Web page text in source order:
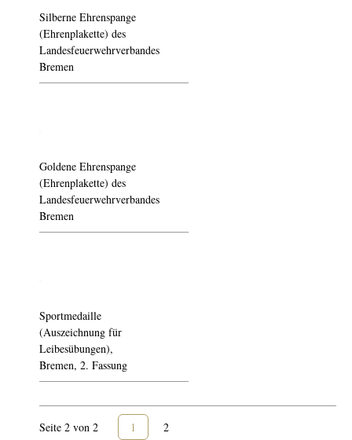
Silberne Ehrenspange
(Ehrenplakette) des
Landesfeuerwehrverbandes
Bremen
Goldene Ehrenspange
(Ehrenplakette) des
Landesfeuerwehrverbandes
Bremen
Sportmedaille
(Auszeichnung für
Leibesübungen),
Bremen, 2. Fassung
Seite 2 von 2 1 2